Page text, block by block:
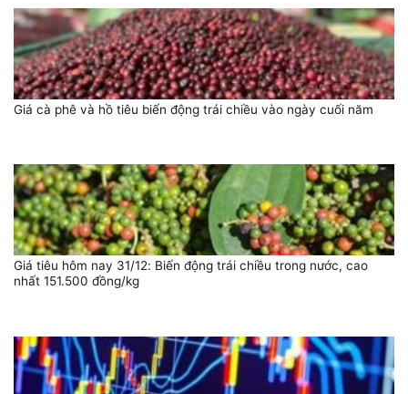
Giá cà phê và hồ tiêu biến động trái chiều vào ngày cuối năm
Giá tiêu hôm nay 31/12: Biến động trái chiều trong nước, cao
nhất 151.500 đồng/kg